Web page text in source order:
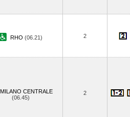
RHO (06.21) 2
MILANO CENTRALE
(06.45)
2